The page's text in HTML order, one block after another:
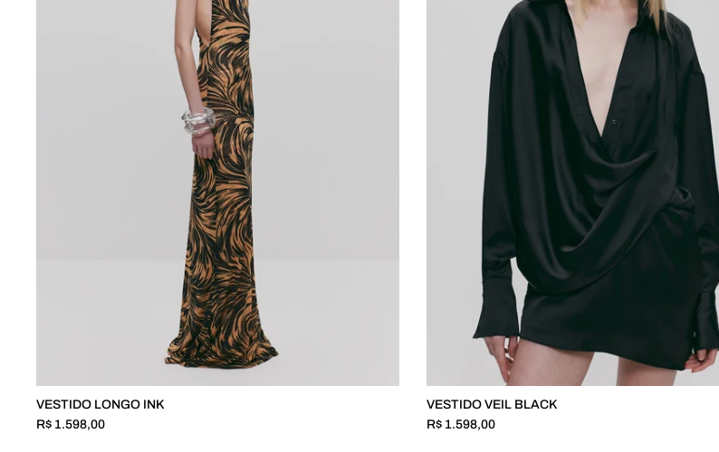
VESTIDO LONGO INK
R$ 1.598,00
VESTIDO VEIL BLACK
R$ 1.598,00